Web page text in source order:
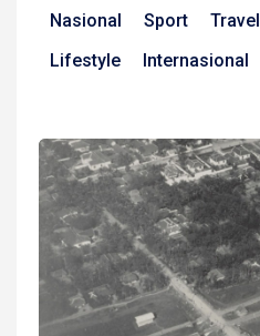
Nasional
Sport
Lifestyle
Internasional